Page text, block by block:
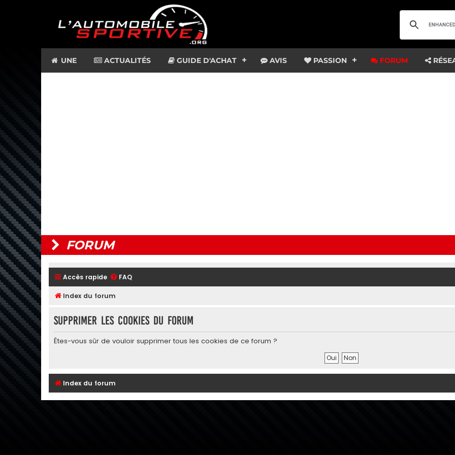
UNE ACTUALITÉS GUIDE D'ACHAT AVIS PASSION FORUM
FORUM
Accès rapide FAQ
Index du forum
Supprimer les cookies du forum
Êtes-vous sûr de vouloir supprimer tous les cookies de ce forum ?
Index du forum